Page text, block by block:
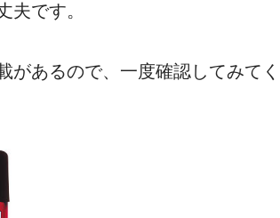
夫です。
があるので、一度確認してみてく